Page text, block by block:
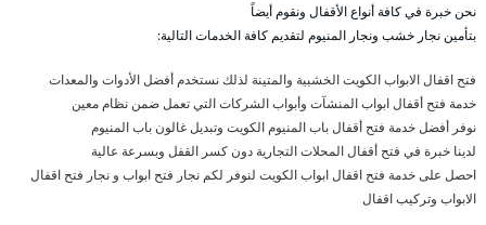
نحن خبرة في كافة أنواع الأقفال ونقوم أيضاً
بتأمين نجار خشب ونجار المنيوم لتقديم كافة الخدمات التالية:
فتح اقفال الابواب الكويت الخشبية والمتينة لذلك نستخدم أفضل الأدوات والمعدات
خدمة فتح أقفال ابواب المنشآت وأبواب الشركات التي تعمل ضمن نظام معين
نوفر أفضل خدمة فتح أقفال باب المنيوم الكويت وتبديل غالون باب المنيوم
لدينا خبرة في فتح أقفال المحلات التجارية دون كسر القفل وبسرعة عالية
احصل على خدمة فتح اقفال ابواب الكويت لنوفر لكم نجار فتح ابواب و نجار فتح اقفال
الابواب وتركيب اقفال